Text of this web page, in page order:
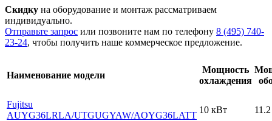
Скидку на оборудование и монтаж рассматриваем
индивидуально.
Отправьте запрос или позвоните нам по телефону 8 (495) 740-
23-24, чтобы получить наше коммерческое предложение.
Наименование модели
Мощность
охлаждения
Fujitsu
AUYG36LRLA/UTGUGYAW/AOYG36LATT
10 кВт